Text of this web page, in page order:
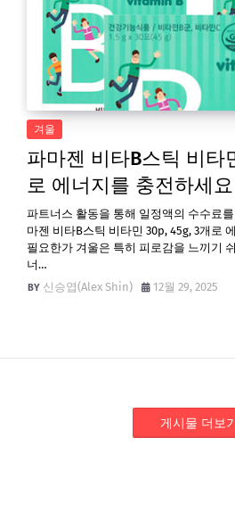
겨울
파마젠 비타B스틱 비타
로 에너지를 충전하세요
파트너스 활동을 통해 일정액의 수수료
마젠 비타B스틱 비타민 30p, 45g, 3개로
필요한가 겨울은 특히 피로감을 느끼기
너…
신승엽(Alex Shin)
12월 29, 2025
게시물 더보